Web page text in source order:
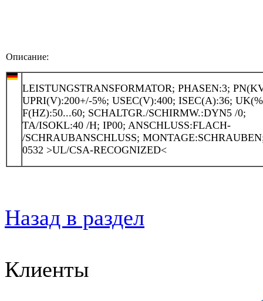
Описание:
LEISTUNGSTRANSFORMATOR; PHASEN:3;
UPRI(V):200+/-5%; USEC(V):400; ISEC(A):36;
F(HZ):50...60; SCHALTGR./SCHIRMW.:DYN5 /0;
TA/ISOKL:40 /H; IP00; ANSCHLUSS:FLACH-
/SCHRAUBANSCHLUSS;
0532 >UL/CSA-RECOGNIZED<
Назад в раздел
Клиенты